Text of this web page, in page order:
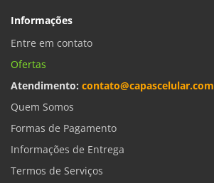
Informações
Entre em contato
Ofertas
Atendimento: contato@capascelular.com
Quem Somos
Formas de Pagamento
Informações de Entrega
Termos de Serviços